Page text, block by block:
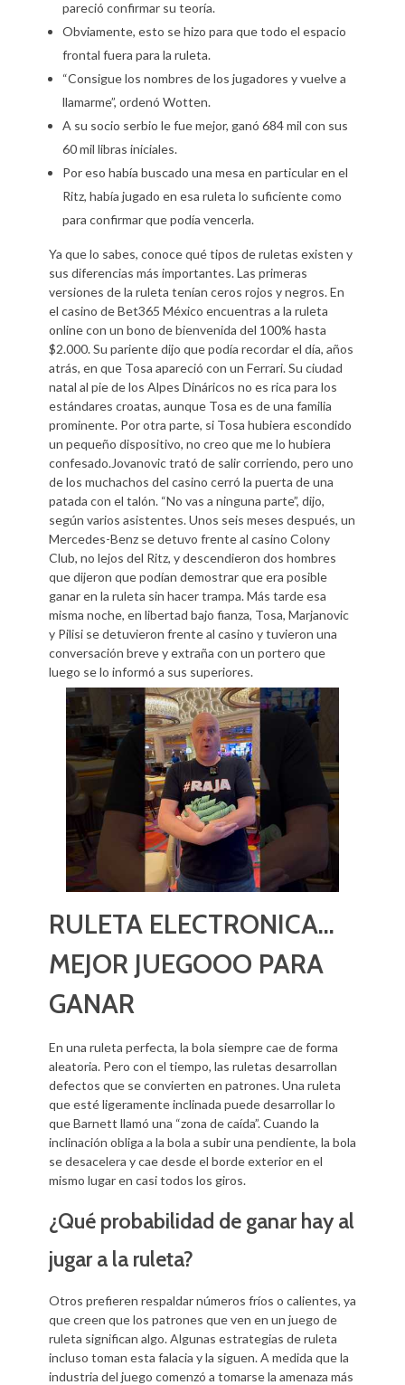
pareció confirmar su teoría.
Obviamente, esto se hizo para que todo el espacio
frontal fuera para la ruleta.
“Consigue los nombres de los jugadores y vuelve a
llamarme”, ordenó Wotten.
A su socio serbio le fue mejor, ganó 684 mil con sus
60 mil libras iniciales.
Por eso había buscado una mesa en particular en el
Ritz, había jugado en esa ruleta lo suficiente como
para confirmar que podía vencerla.
Ya que lo sabes, conoce qué tipos de ruletas existen y
sus diferencias más importantes. Las primeras
versiones de la ruleta tenían ceros rojos y negros. En
el casino de Bet365 México encuentras a la ruleta
online con un bono de bienvenida del 100% hasta
$2.000. Su pariente dijo que podía recordar el día, años
atrás, en que Tosa apareció con un Ferrari. Su ciudad
natal al pie de los Alpes Dináricos no es rica para los
estándares croatas, aunque Tosa es de una familia
prominente. Por otra parte, si Tosa hubiera escondido
un pequeño dispositivo, no creo que me lo hubiera
confesado.Jovanovic trató de salir corriendo, pero uno
de los muchachos del casino cerró la puerta de una
patada con el talón. “No vas a ninguna parte”, dijo,
según varios asistentes. Unos seis meses después, un
Mercedes-Benz se detuvo frente al casino Colony
Club, no lejos del Ritz, y descendieron dos hombres
que dijeron que podían demostrar que era posible
ganar en la ruleta sin hacer trampa. Más tarde esa
misma noche, en libertad bajo fianza, Tosa, Marjanovic
y Pilisi se detuvieron frente al casino y tuvieron una
conversación breve y extraña con un portero que
luego se lo informó a sus superiores.
RULETA ELECTRONICA…
MEJOR JUEGOOO PARA
GANAR
En una ruleta perfecta, la bola siempre cae de forma
aleatoria. Pero con el tiempo, las ruletas desarrollan
defectos que se convierten en patrones. Una ruleta
que esté ligeramente inclinada puede desarrollar lo
que Barnett llamó una “zona de caída”. Cuando la
inclinación obliga a la bola a subir una pendiente, la bola
se desacelera y cae desde el borde exterior en el
mismo lugar en casi todos los giros.
¿Qué probabilidad de ganar hay al
jugar a la ruleta?
Otros prefieren respaldar números fríos o calientes, ya
que creen que los patrones que ven en un juego de
ruleta significan algo. Algunas estrategias de ruleta
incluso toman esta falacia y la siguen. A medida que la
industria del juego comenzó a tomarse la amenaza más